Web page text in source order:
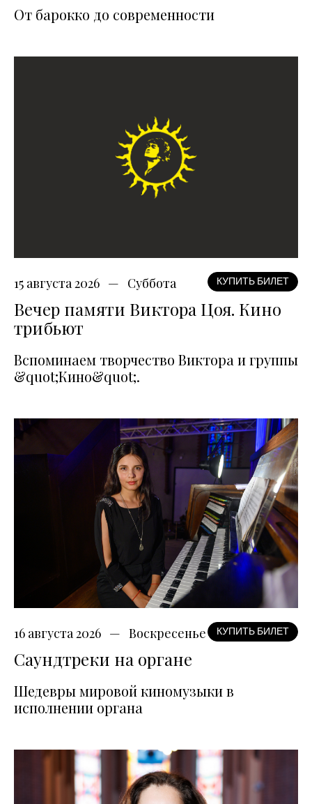
От барокко до современности
15 августа 2026 Суббота КУПИТЬ БИЛЕТ
Вечер памяти Виктора Цоя. Кино
трибьют
Вспоминаем творчество Виктора и группы
&quot;Кино&quot;.
16 августа 2026 Воскресенье КУПИТЬ БИЛЕТ
Саундтреки на органе
Шедевры мировой киномузыки в
исполнении органа